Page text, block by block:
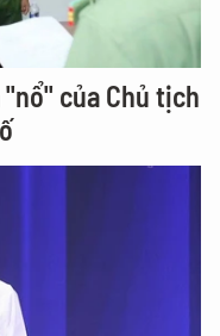
của Chủ tịch